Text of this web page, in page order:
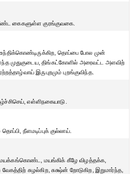
கைகளுள்ள குரங்குவகை.
தொப்பை போல முன்
முதுகுடைய, திங்கட்கோளில் அரைவட்ட அளவிற்
இருபுறமும் புறங்குவிந்த.
எள்ளிநகையாடு.
நீளமடிப்புக் குல்லாய்.
மயக்கங்கொண்ட, மயங்கிக் கீழே விழத்தக்க,
வேகத்திற் சுழல்கிற, சுக்ஷ்ன் றோடுகிற, இறுமார்ந்த,